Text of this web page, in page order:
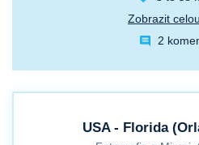
Zobrazit
2
USA - Florida